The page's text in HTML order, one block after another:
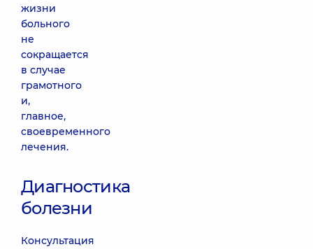
жизни
больного
не
сокращается
в случае
грамотного
и,
главное,
своевременного
лечения.
Диагностика
болезни
Консультация